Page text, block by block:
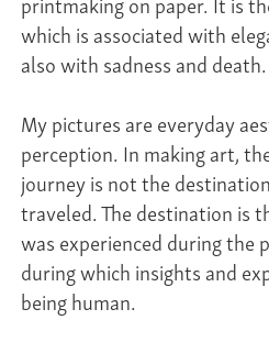
which is associated with
also with sadness and death.
My pictures are everyday
perception. In making art,
journey is not the
traveled. The destination is
was experienced during the
during which insights and
being human.